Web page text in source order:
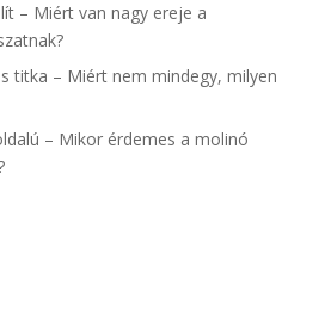
– Miért van nagy ereje a
titka – Miért nem mindegy, milyen
– Mikor érdemes a molinó